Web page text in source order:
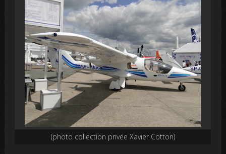
(photo collection privée Xavier Cotton)